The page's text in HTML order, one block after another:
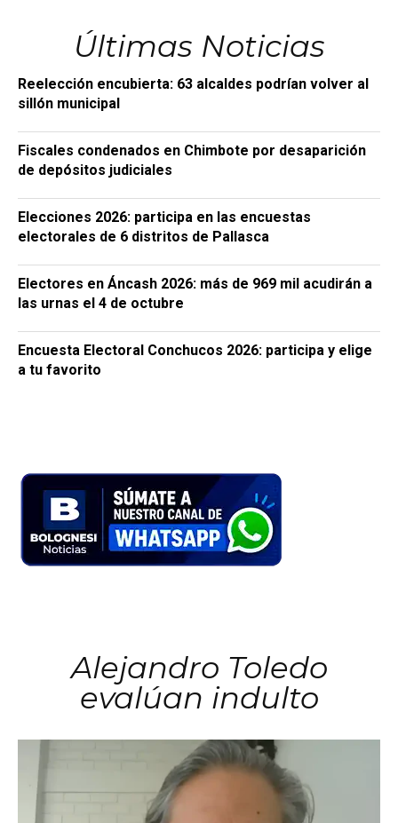
Últimas Noticias
Reelección encubierta: 63 alcaldes podrían volver al
sillón municipal
Fiscales condenados en Chimbote por desaparición
de depósitos judiciales
Elecciones 2026: participa en las encuestas
electorales de 6 distritos de Pallasca
Electores en Áncash 2026: más de 969 mil acudirán a
las urnas el 4 de octubre
Encuesta Electoral Conchucos 2026: participa y elige
a tu favorito
Alejandro Toledo
evalúan indulto